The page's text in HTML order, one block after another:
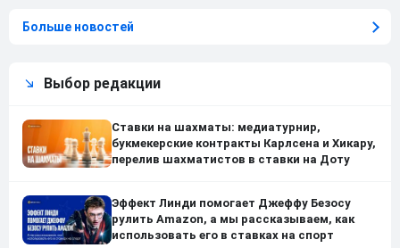
Больше новостей
Выбор редакции
Ставки на шахматы: медиатурнир,
букмекерские контракты Карлсена и Хикару,
перелив шахматистов в ставки на Доту
Эффект Линди помогает Джеффу Безосу
рулить Amazon, а мы рассказываем, как
использовать его в ставках на спорт